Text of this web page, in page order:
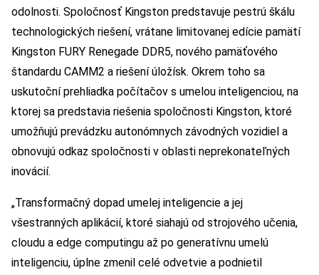
odolnosti. Spoločnosť Kingston predstavuje pestrú škálu
technologických riešení, vrátane limitovanej edície pamätí
Kingston FURY Renegade DDR5, nového pamäťového
štandardu CAMM2 a riešení úložísk. Okrem toho sa
uskutoční prehliadka počítačov s umelou inteligenciou, na
ktorej sa predstavia riešenia spoločnosti Kingston, ktoré
umožňujú prevádzku autonómnych závodných vozidiel a
obnovujú odkaz spoločnosti v oblasti neprekonateľných
inovácií.
„Transformačný dopad umelej inteligencie a jej
všestranných aplikácií, ktoré siahajú od strojového učenia,
cloudu a edge computingu až po generatívnu umelú
inteligenciu, úplne zmenil celé odvetvie a podnietil